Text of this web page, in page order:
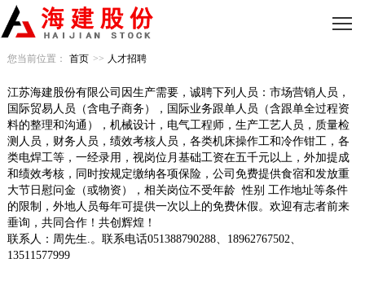
您当前位置： 首页 >> 人才招聘
江苏海建股份有限公司因生产需要，诚聘下列人员：市场营销人员，
国际贸易人员（含电子商务），国际业务跟单人员（含跟单全过程资
料的整理和沟通），机械设计，电气工程师，生产工艺人员，质量检
测人员，财务人员，绩效考核人员，各类机床操作工和冷作钳工，各
类电焊工等，一经录用，视岗位月基础工资在五千元以上，外加提成
和绩效考核，同时按规定缴纳各项保险，公司免费提供食宿和发放重
大节日慰问金（或物资），相关岗位不受年龄 性别 工作地址等条件
的限制，外地人员每年可提供一次以上的免费休假。欢迎有志者前来
垂询，共同合作！共创辉煌！
联系人：周先生.。联系电话051388790288、18962767502、
13511577999